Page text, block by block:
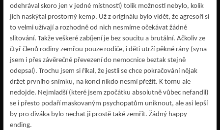
odehrával skoro jen v jedné místnosti) tolik možností nebylo, kolik
jich naskýtal prostorný kemp. Už z originálu bylo vidět, že agresoři si
to velmi užívají a rozhodně od nich nesmíme očekávat žádné
slitování. Takže veškeré zabíjení je bez soucitu a brutální. Ačkoliv ze
čtyř členů rodiny zemřou pouze rodiče, i děti utrží pěkné rány (syna
jsem i přes závěrečné převezení do nemocnice beztak stejně
odepsal). Trochu jsem si říkal, že jestli se chce pokračování nějak
držet prvního snímku, na konci nikdo nesmí přežít. K tomu ale
nedojde. Nejmladší (které jsem zpočátku absolutně vůbec nefandil)
se i přesto podaří maskovaným psychopatům uniknout, ale asi lepší
by pro diváka bylo nechat ji prostě také zemřít. Žádný happy
ending.